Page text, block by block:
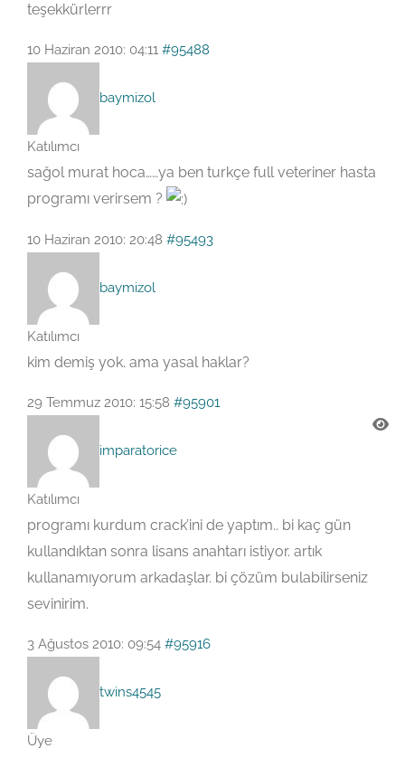
teşekkürlerrr
10 Haziran 2010: 04:11 #95488
baymizol
Katılımcı
sağol murat hoca……ya ben turkçe full veteriner hasta
programı verirsem ?
10 Haziran 2010: 20:48 #95493
baymizol
Katılımcı
kim demiş yok. ama yasal haklar?
29 Temmuz 2010: 15:58 #95901
imparatorice
Katılımcı
programı kurdum crack’ini de yaptım.. bi kaç gün
kullandıktan sonra lisans anahtarı istiyor. artık
kullanamıyorum arkadaşlar. bi çözüm bulabilirseniz
sevinirim.
3 Ağustos 2010: 09:54 #95916
twins4545
Üye